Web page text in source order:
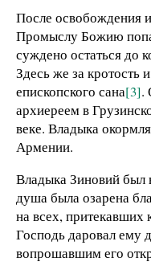
После освобождения
Промыслу Божию
суждено остаться до
Здесь же за кротость
епископского сана[3].
архиереем в
веке. Владыка
Армении.
Владыка Зиновий был
душа была озарена
на всех,
Господь даровал ему
вопрошавшим его